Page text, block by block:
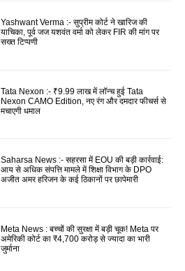
Yashwant Verma :- सुप्रीम कोर्ट ने खारिज की
याचिका, पूर्व जज यशवंत वर्मा को लेकर FIR की मांग पर
सख्त टिप्पणी
Tata Nexon :- ₹9.99 लाख में लॉन्च हुई Tata
Nexon CAMO Edition, नए रंग और दमदार फीचर्स से
मचाएगी धमाल
Saharsa News :- सहरसा में EOU की बड़ी कार्रवाई:
आय से अधिक संपत्ति मामले में शिक्षा विभाग के DPO
अजीत अमर हरिजन के कई ठिकानों पर छापेमारी
Meta News : बच्चों की सुरक्षा में बड़ी चूक! Meta पर
अमेरिकी कोर्ट का ₹4,700 करोड़ से ज्यादा का भारी
जुर्माना